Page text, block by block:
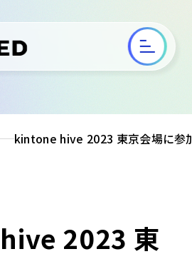
kintone hive 2023 東京会場に参
2023 東